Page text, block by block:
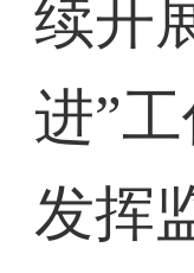
续开
进”
发挥